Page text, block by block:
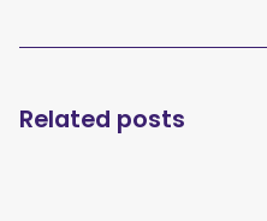
Related posts